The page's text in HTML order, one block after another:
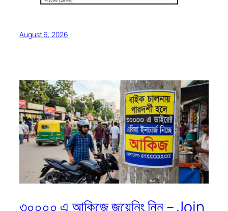
August 6, 2026
৩০০০০ এ আকিজে জয়েনিং নিন – Join